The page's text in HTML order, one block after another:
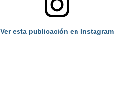
Ver esta publicación en Instagram